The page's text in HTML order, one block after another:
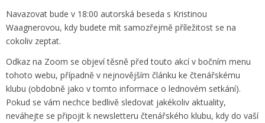
Navazovat bude v 18:00 autorská beseda s Kristinou
Waagnerovou, kdy budete mít samozřejmě příležitost se na
cokoliv zeptat.
Odkaz na Zoom se objeví těsně před touto akcí v bočním menu
tohoto webu, případně v nejnovějším článku ke čtenářskému
klubu (obdobně jako v tomto informace o lednovém setkání).
Pokud se vám nechce bedlivě sledovat jakékoliv aktuality,
neváhejte se připojit k newsletteru čtenářského klubu, kdy do vaší